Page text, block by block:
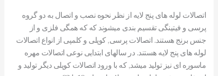
اتصالات لوله های پنج لایه از نظر نحوه نصب و اتصال به دو گروه
پرسی و فیتینگی تقسیم بندی میشوند که که همگی فلزی و از
جنس برنج هستند. اتصالات پرسی, کوپلی و کلمپی از انواع اتصالات
لوله های پنج لایه هستند. در سالهای ابتدایی نوعی اتصالات مهره
ماسوره ای نیز تولید میشد, که با ورود اتصالات کوپلی دیگر تولید و